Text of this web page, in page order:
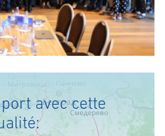
avec cette